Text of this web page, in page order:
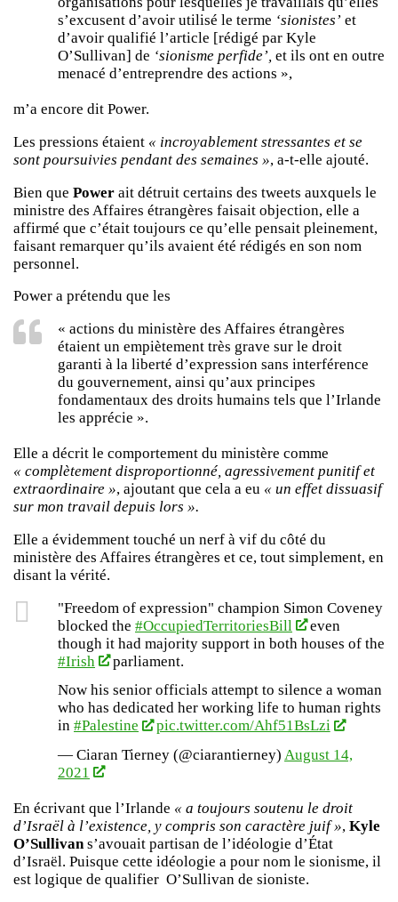
s’excusent d’avoir utilisé le terme ‘sionistes’ et
d’avoir qualifié l’article [rédigé par Kyle
O’Sullivan] de ‘sionisme perfide’, et ils ont en outre
menacé d’entreprendre des actions »,
m’a encore dit Power.
Les pressions étaient « incroyablement stressantes et se
sont poursuivies pendant des semaines », a-t-elle ajouté.
Bien que Power ait détruit certains des tweets auxquels le
ministre des Affaires étrangères faisait objection, elle a
affirmé que c’était toujours ce qu’elle pensait pleinement,
faisant remarquer qu’ils avaient été rédigés en son nom
personnel.
Power a prétendu que les
« actions du ministère des Affaires étrangères
étaient un empiètement très grave sur le droit
garanti à la liberté d’expression sans interférence
du gouvernement, ainsi qu’aux principes
fondamentaux des droits humains tels que l’Irlande
les apprécie ».
Elle a décrit le comportement du ministère comme
« complètement disproportionné, agressivement punitif et
extraordinaire », ajoutant que cela a eu « un effet dissuasif
sur mon travail depuis lors ».
Elle a évidemment touché un nerf à vif du côté du
ministère des Affaires étrangères et ce, tout simplement, en
disant la vérité.
"Freedom of expression" champion Simon Coveney
blocked the #OccupiedTerritoriesBill
even
though it had majority support in both houses of the
#Irish
parliament.
Now his senior officials attempt to silence a woman
who has dedicated her working life to human rights
in #Palestine
pic.twitter.com/Ahf51BsLzi
— Ciaran Tierney (@ciarantierney) August 14,
2021
En écrivant que l’Irlande « a toujours soutenu le droit
d’Israël à l’existence, y compris son caractère juif », Kyle
O’Sullivan s’avouait partisan de l’idéologie d’État
d’Israël. Puisque cette idéologie a pour nom le sionisme, il
est logique de qualifier O’Sullivan de sioniste.